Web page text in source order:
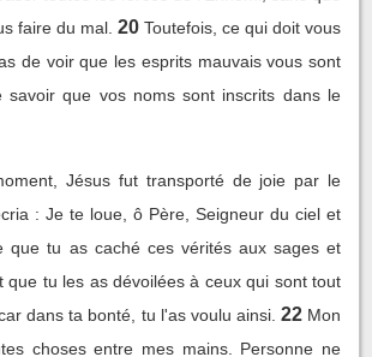
faire du mal. 20 Toutefois, ce qui doit vous
de voir que les esprits mauvais vous sont
savoir que vos noms sont inscrits dans le
Jésus fut transporté de joie par le
: Je te loue, ô Père, Seigneur du ciel et
que tu as caché ces vérités aux sages et
que tu les as dévoilées à ceux qui sont tout
dans ta bonté, tu l'as voulu ainsi. 22 Mon
choses entre mes mains. Personne ne